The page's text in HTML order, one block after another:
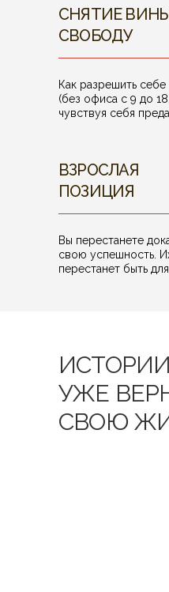
СНЯТИЕ
СВОБОДУ
Как разрешить
(без офиса с 9 до
чувствуя себя
ВЗРОСЛАЯ
ПОЗИЦИЯ
Вы перестанете
свою успешность.
перестанет быть
УЖЕ
СВОЮ